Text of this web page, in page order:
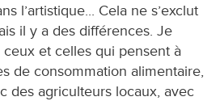
l’artistique... Cela ne s’exclut
il y a des différences. Je
et celles qui pensent à
de consommation alimentaire,
des agriculteurs locaux, avec